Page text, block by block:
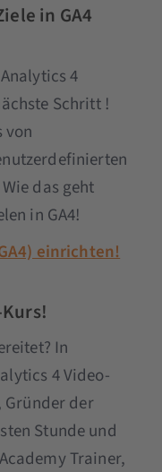
in GA4
4
Schritt !
von
das geht
in GA4!
einrichten!
In
4 Video-
Gründer der
Stunde und
Trainer,